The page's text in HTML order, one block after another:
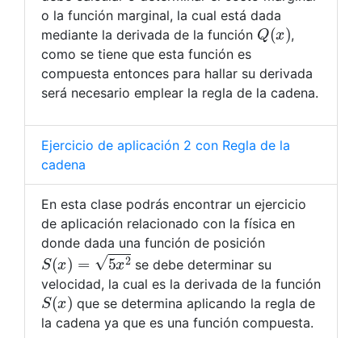
o la función marginal, la cual está dada
mediante la derivada de la función Q(x ),
como se tiene que esta función es
compuesta entonces para hallar su derivada
será necesario emplear la regla de la cadena.
Ejercicio de aplicación 2 con Regla de la
cadena
En esta clase podrás encontrar un ejercicio
de aplicación relacionado con la física en
donde dada una función de posición
S( ) = 5 x 2
se debe determinar su
velocidad, la cual es la derivada de la función
S(x) que se determina aplicando la regla de
la cadena ya que es una función compuesta.